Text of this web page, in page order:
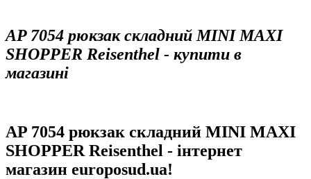
AP 7054 рюкзак складний MINI MAXI
SHOPPER Reisenthel - купити в
магазині
AP 7054 рюкзак складний MINI MAXI
SHOPPER Reisenthel - інтернет
магазин europosud.ua!